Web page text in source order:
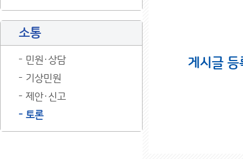
소통
민원·상담
기상민원
제안·신고
토론
게시글